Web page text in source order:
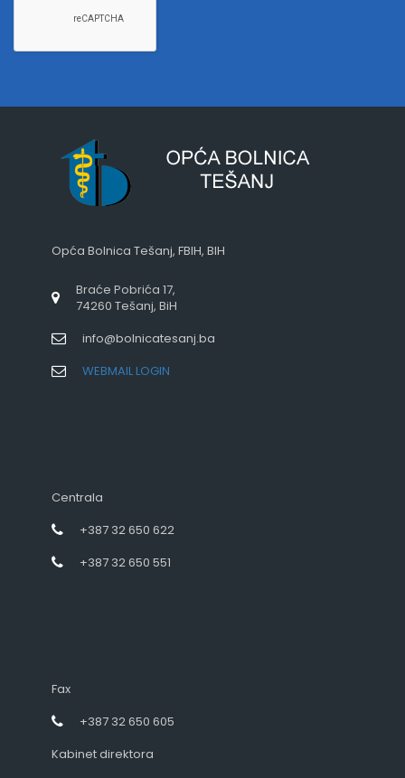
Opća Bolnica Tešanj, FBIH, BIH
Braće Pobrića 17,
74260 Tešanj, BiH
info@bolnicatesanj.ba
WEBMAIL LOGIN
Centrala
+387 32 650 622
+387 32 650 551
Fax
+387 32 650 605
Kabinet direktora